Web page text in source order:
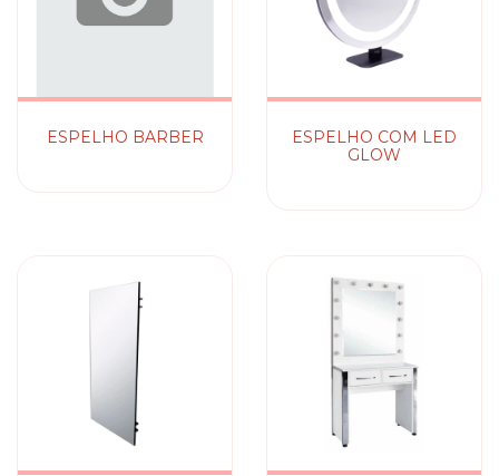
ESPELHO BARBER
ESPELHO COM LED
GLOW